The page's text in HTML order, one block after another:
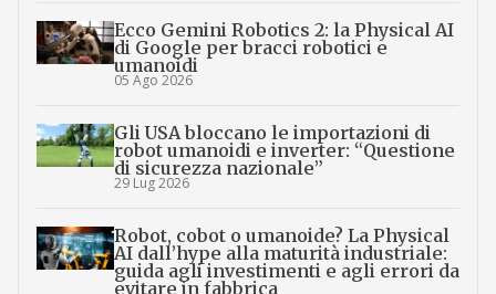
Ecco Gemini Robotics 2: la Physical AI
di Google per bracci robotici e
umanoidi
05 Ago 2026
Gli USA bloccano le importazioni di
robot umanoidi e inverter: “Questione
di sicurezza nazionale”
29 Lug 2026
Robot, cobot o umanoide? La Physical
AI dall’hype alla maturità industriale:
guida agli investimenti e agli errori da
evitare in fabbrica